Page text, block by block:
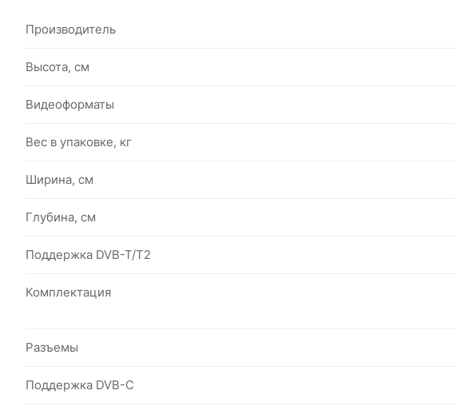
Производитель
Высота, см
Видеоформаты
Вес в упаковке, кг
Ширина, см
Глубина, см
Поддержка DVB-T/T2
Комплектация
Разъемы
Поддержка DVB-C